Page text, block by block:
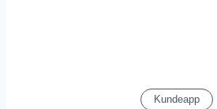
Kundeapp